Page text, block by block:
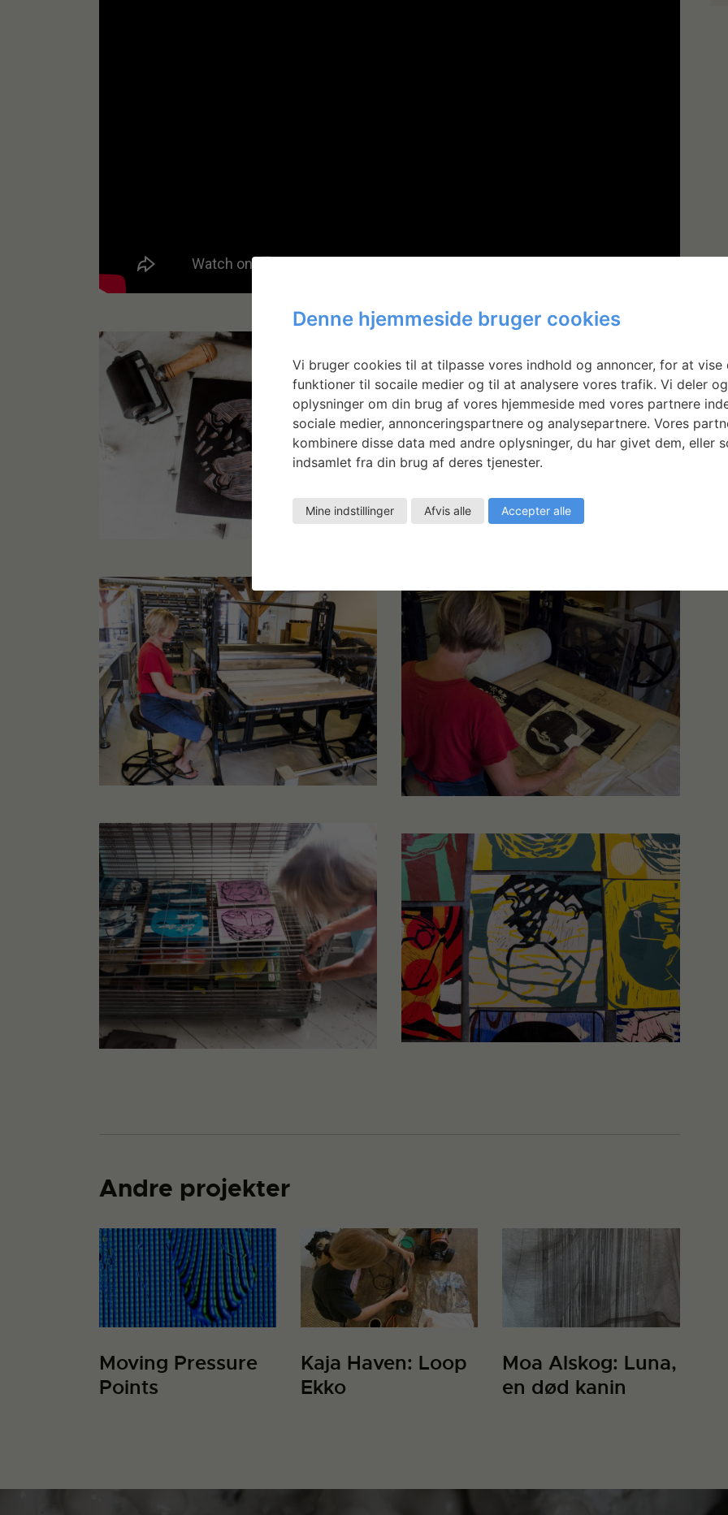
Andre projekter
Moving Pressure
Points
Kaja Haven: Loop
Ekko
Moa Alskog: Luna,
en død kanin
Denne hjemmeside bruger cookies
Vi bruger cookies til at tilpasse vores indhold og annoncer, for at vise
funktioner til socaile medier og til at analysere vores trafik. Vi deler
oplysninger om din brug af vores hjemmeside med vores partnere
sociale medier, annonceringspartnere og analysepartnere. Vores
kombinere disse data med andre oplysninger, du har givet dem, eller
indsamlet fra din brug af deres tjenester.
Mine indstillinger Afvis alle Accepter alle